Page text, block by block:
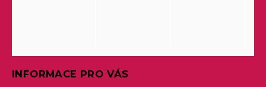
INFORMACE PRO VÁS